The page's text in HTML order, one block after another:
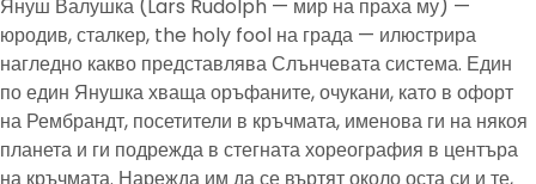
Януш Валушка (Lars Rudolph — мир на праха му) —
юродив, сталкер, the holy fool на града — илюстрира
нагледно какво представлява Слънчевата система. Един
по един Янушка хваща оръфаните, очукани, като в офорт
на Рембрандт, посетители в кръчмата, именова ги на някоя
планета и ги подрежда в стегната хореография в центъра